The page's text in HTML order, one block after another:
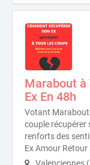
Marabout à
Ex En 48h
Votant Marabout
couple récupérer
renforts des
Ex Amour